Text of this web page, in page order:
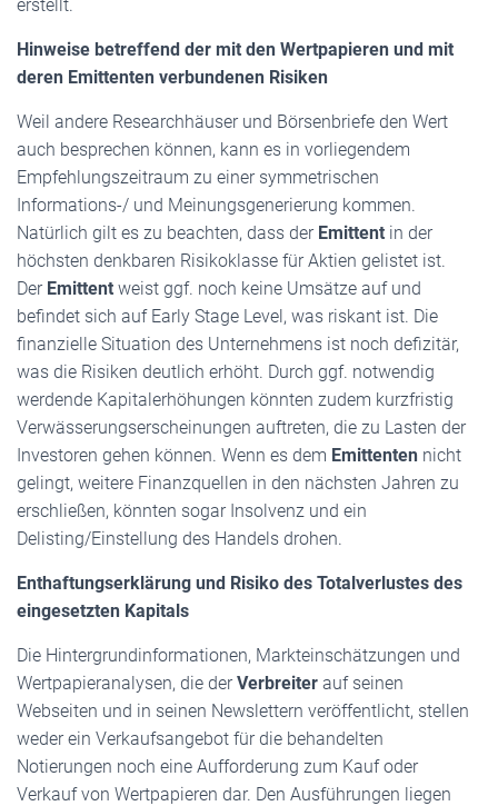
erstellt.
Hinweise betreffend der mit den Wertpapieren und mit
deren Emittenten verbundenen Risiken
Weil andere Researchhäuser und Börsenbriefe den Wert
auch besprechen können, kann es in vorliegendem
Empfehlungszeitraum zu einer symmetrischen
Informations-/ und Meinungsgenerierung kommen.
Natürlich gilt es zu beachten, dass der Emittent in der
höchsten denkbaren Risikoklasse für Aktien gelistet ist.
Der Emittent weist ggf. noch keine Umsätze auf und
befindet sich auf Early Stage Level, was riskant ist. Die
finanzielle Situation des Unternehmens ist noch defizitär,
was die Risiken deutlich erhöht. Durch ggf. notwendig
werdende Kapitalerhöhungen könnten zudem kurzfristig
Verwässerungserscheinungen auftreten, die zu Lasten der
Investoren gehen können. Wenn es dem Emittenten nicht
gelingt, weitere Finanzquellen in den nächsten Jahren zu
erschließen, könnten sogar Insolvenz und ein
Delisting/Einstellung des Handels drohen.
Enthaftungserklärung und Risiko des Totalverlustes des
eingesetzten Kapitals
Die Hintergrundinformationen, Markteinschätzungen und
Wertpapieranalysen, die derVerbreiter auf seinen
Webseiten und in seinen Newslettern veröffentlicht, stellen
weder ein Verkaufsangebot für die behandelten
Notierungen noch eine Aufforderung zum Kauf oder
Verkauf von Wertpapieren dar. Den Ausführungen liegen